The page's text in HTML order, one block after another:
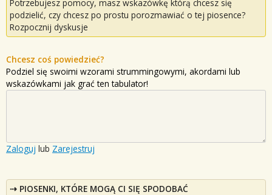
Potrzebujesz pomocy, masz wskazówkę którą chcesz się
podzielić, czy chcesz po prostu porozmawiać o tej piosence?
Rozpocznij dyskusje
Chcesz coś powiedzieć?
Podziel się swoimi wzorami strummingowymi, akordami lub
wskazówkami jak grać ten tabulator!
Zaloguj lub Zarejestruj
PIOSENKI, KTÓRE MOGĄ CI SIĘ SPODOBAĆ